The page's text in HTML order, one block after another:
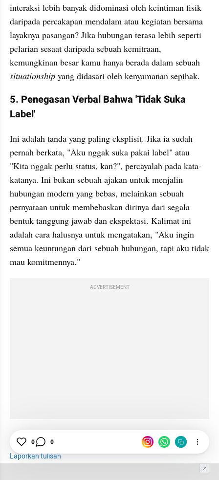
interaksi lebih banyak didominasi oleh keintiman fisik
daripada percakapan mendalam atau kegiatan bersama
layaknya pasangan? Jika hubungan terasa lebih seperti
pelarian sesaat daripada sebuah kemitraan,
situationship yang didasari oleh kenyamanan sepihak.
5. Penegasan Verbal Bahwa 'Tidak Suka
Label'
Ini adalah tanda yang paling eksplisit. Jika ia sudah
pernah berkata, "Aku nggak suka pakai label" atau
"Kita nggak perlu status, kan?", percayalah pada kata-
katanya. Ini bukan sebuah ajakan untuk menjalin
hubungan modern yang bebas, melainkan sebuah
pernyataan untuk membebaskan dirinya dari segala
bentuk tanggung jawab dan ekspektasi. Kalimat ini
adalah cara halusnya untuk mengatakan, "Aku ingin
semua keuntungan dari sebuah hubungan, tapi aku tidak
mau komitmennya."
ADVERTISEMENT
Hubungan
Laporkan tulisan
0 0